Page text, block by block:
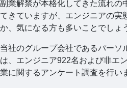
副業解禁が本格化してきた流れの
てきていますが、エンジニアの実
か、気になる方も多いことでしょ
当社のグループ会社であるパーソ
は、エンジニア922名および非エ
業に関するアンケート調査を行い